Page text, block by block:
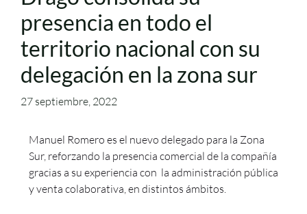
presencia en todo el
territorio nacional con su
delegación en la zona sur
27 septiembre, 2022
Manuel Romero es el nuevo delegado para la Zona
Sur, reforzando la presencia comercial de la compañía
gracias a su experiencia con la administración pública
y venta colaborativa, en distintos ámbitos.